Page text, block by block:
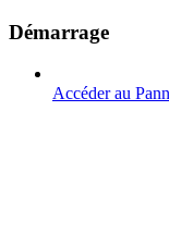
Démarrage
Accéder au